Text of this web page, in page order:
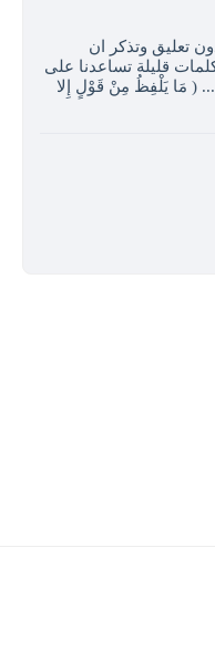
تعليق وتذكر ان
قليلة تساعدنا على
... ( مَا يَلْفِظُ مِنْ قَوْلٍ إِلا